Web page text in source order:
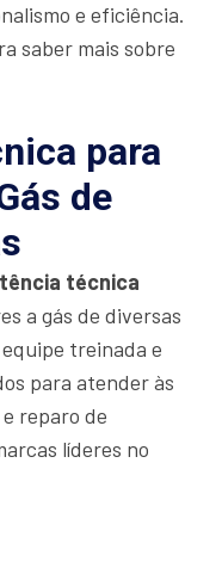
e eficiência.
saber mais sobre
para
de
técnica
a gás de diversas
treinada e
para atender às
reparo de
líderes no